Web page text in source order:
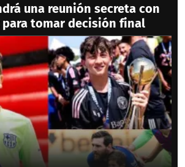
una reunión secreta con
para tomar decisión final